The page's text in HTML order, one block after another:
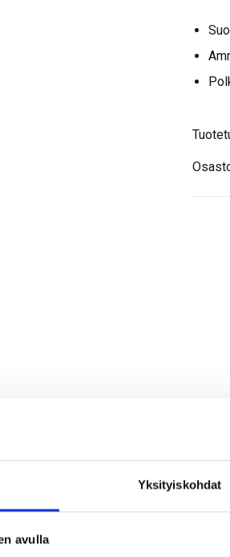
Yksityiskohdat
avulla